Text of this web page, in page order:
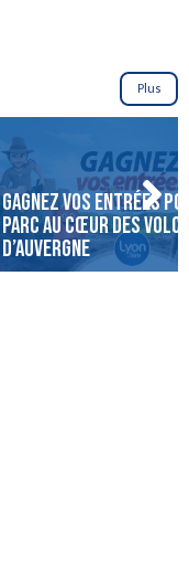
Plus
Gagnez vos entrées
parc au cœur des
d’Auvergne